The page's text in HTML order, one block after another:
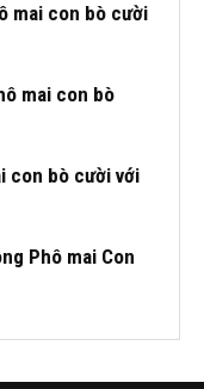
mai con bò cười
mai con bò
con bò cười với
Phô mai Con